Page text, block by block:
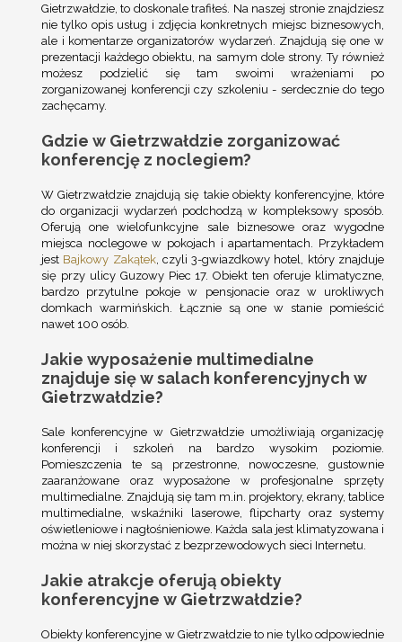
Gietrzwałdzie, to doskonale trafiłeś. Na naszej stronie znajdziesz
nie tylko opis usług i zdjęcia konkretnych miejsc biznesowych,
ale i komentarze organizatorów wydarzeń. Znajdują się one w
prezentacji każdego obiektu, na samym dole strony. Ty również
możesz podzielić się tam swoimi wrażeniami po
zorganizowanej konferencji czy szkoleniu - serdecznie do tego
zachęcamy.
Gdzie w Gietrzwałdzie zorganizować
konferencję z noclegiem?
W Gietrzwałdzie znajdują się takie obiekty konferencyjne, które
do organizacji wydarzeń podchodzą w kompleksowy sposób.
Oferują one wielofunkcyjne sale biznesowe oraz wygodne
miejsca noclegowe w pokojach i apartamentach. Przykładem
jest Bajkowy Zakątek, czyli 3-gwiazdkowy hotel, który znajduje
się przy ulicy Guzowy Piec 17. Obiekt ten oferuje klimatyczne,
bardzo przytulne pokoje w pensjonacie oraz w urokliwych
domkach warmińskich. Łącznie są one w stanie pomieścić
nawet 100 osób.
Jakie wyposażenie multimedialne
znajduje się w salach konferencyjnych w
Gietrzwałdzie?
Sale konferencyjne w Gietrzwałdzie umożliwiają organizację
konferencji i szkoleń na bardzo wysokim poziomie.
Pomieszczenia te są przestronne, nowoczesne, gustownie
zaaranżowane oraz wyposażone w profesjonalne sprzęty
multimedialne. Znajdują się tam m.in. projektory, ekrany, tablice
multimedialne, wskaźniki laserowe, flipcharty oraz systemy
oświetleniowe i nagłośnieniowe. Każda sala jest klimatyzowana i
można w niej skorzystać z bezprzewodowych sieci Internetu.
Jakie atrakcje oferują obiekty
konferencyjne w Gietrzwałdzie?
Obiekty konferencyjne w Gietrzwałdzie to nie tylko odpowiednie